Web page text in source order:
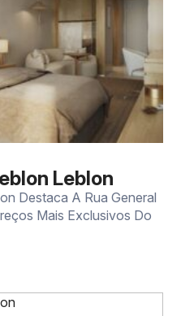
Leblon
Destaca A Rua General
Mais Exclusivos Do